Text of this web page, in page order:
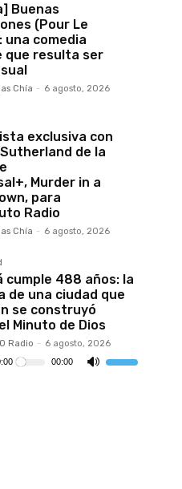
Buenas
(Pour Le
una comedia
que resulta ser
Chía - 6 agosto, 2026
exclusiva con
de la
Murder in a
para
Radio
Chía - 6 agosto, 2026
cumple 488 años: la
de una ciudad que
se construyó
Minuto de Dios
Radio - 6 agosto, 2026
00:00
Utiliza